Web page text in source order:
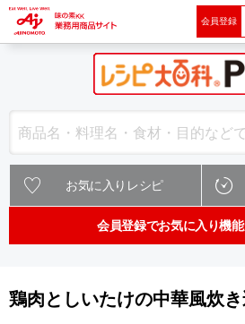
会員登録
お気に入りレシピ
会員登録でお気に入り機
鶏肉としいたけの中華風炊